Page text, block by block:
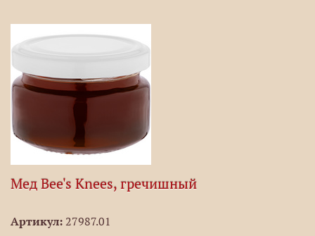
Мед Bee's Knees, гречишный
Артикул: 27987.01